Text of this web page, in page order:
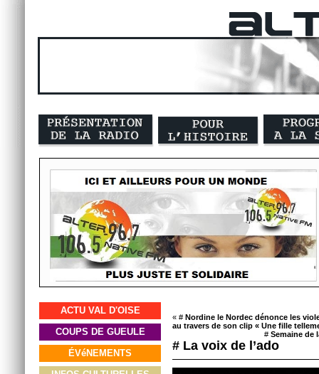
ACTU VAL D'OISE
COUPS DE GUEULE
ÉVéNEMENTS
« # Nordine le Nordec dénonce les
au travers de son clip « Une fille
# Semaine de
# La voix de l’ado